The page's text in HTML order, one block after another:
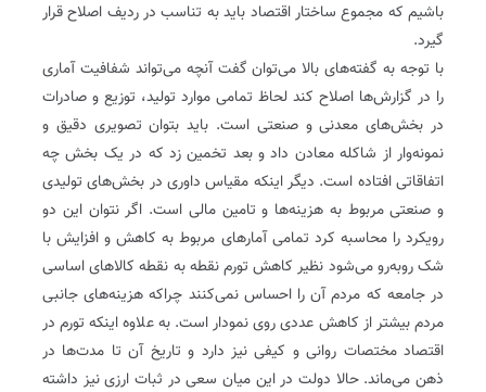
باشیم که مجموع ساختار اقتصاد باید به تناسب در ردیف اصلاح قرار
گیرد.
با توجه به گفته‌های بالا می‌توان گفت آنچه می‌تواند شفافیت آماری
را در گزارش‌ها اصلاح کند لحاظ تمامی موارد تولید، توزیع و صادرات
در بخش‌های معدنی و صنعتی است. باید بتوان تصویری دقیق و
نمونه‌وار از شاکله معادن داد و بعد تخمین زد که در یک بخش چه
اتفاقاتی افتاده است. دیگر اینکه مقیاس داوری در بخش‌های تولیدی
و صنعتی مربوط به هزینه‌ها و تامین مالی است. اگر نتوان این دو
رویکرد را محاسبه کرد تمامی آمارهای مربوط به کاهش و افزایش با
شک روبه‌رو می‌شود نظیر کاهش تورم نقطه به نقطه کالاهای اساسی
در جامعه که مردم آن را احساس نمی‌کنند چراکه هزینه‌های جانبی
مردم بیشتر از کاهش عددی روی نمودار است. به علاوه اینکه تورم در
اقتصاد مختصات روانی و کیفی نیز دارد و تاریخ آن تا مدت‌ها در
ذهن می‌ماند. حالا دولت در این میان سعی در ثبات ارزی نیز داشته